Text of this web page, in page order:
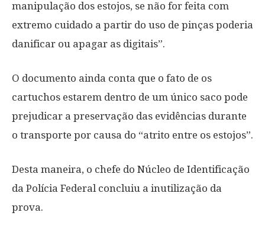
manipulação dos estojos, se não for feita com
extremo cuidado a partir do uso de pinças poderia
danificar ou apagar as digitais”.
O documento ainda conta que o fato de os
cartuchos estarem dentro de um único saco pode
prejudicar a preservação das evidências durante
o transporte por causa do “atrito entre os estojos”.
Desta maneira, o chefe do Núcleo de Identificação
da Polícia Federal concluiu a inutilização da
prova.